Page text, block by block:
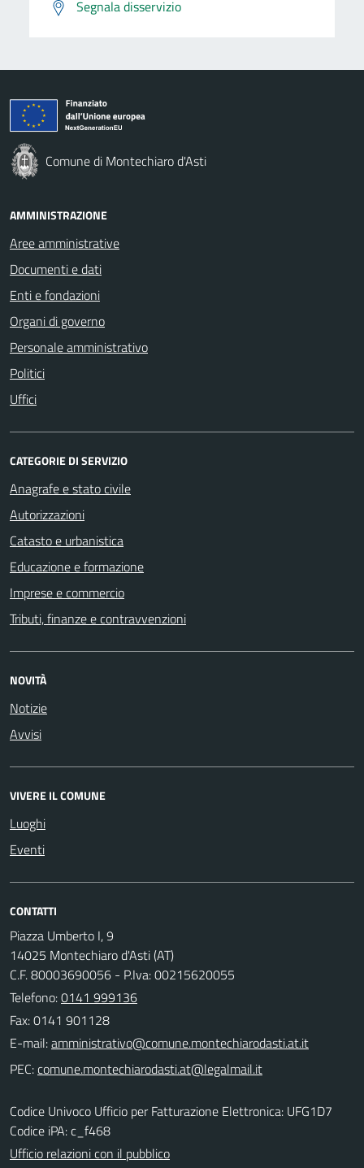
Segnala disservizio
Comune di Montechiaro d'Asti
AMMINISTRAZIONE
Aree amministrative
Documenti e dati
Enti e fondazioni
Organi di governo
Personale amministrativo
Politici
Uffici
CATEGORIE DI SERVIZIO
Anagrafe e stato civile
Autorizzazioni
Catasto e urbanistica
Educazione e formazione
Imprese e commercio
Tributi, finanze e contravvenzioni
NOVITÀ
Notizie
Avvisi
VIVERE IL COMUNE
Luoghi
Eventi
CONTATTI
Piazza Umberto I, 9
14025 Montechiaro d'Asti (AT)
C.F. 80003690056 - P.Iva: 00215620055
Telefono:0141 999136
Fax: 0141 901128
E-mail:
PEC:
Codice Univoco Ufficio per Fatturazione Elettronica: UFG1D7
Codice iPA: c_f468
Ufficio relazioni con il pubblico